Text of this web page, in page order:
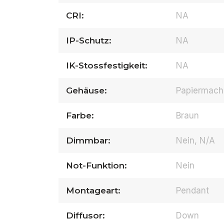
CRI: NA
IP-Schutz: NA
IK-Stossfestigkeit: NA
Gehäuse:
Farbe: Braun
Dimmbar: Nein, N/A
Not-Funktion: Nein
Montageart: Pendant
Diffusor: Down